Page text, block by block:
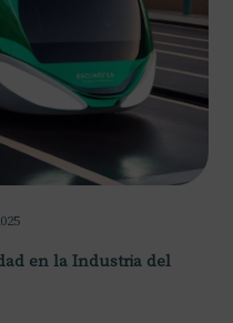
en la Industria del